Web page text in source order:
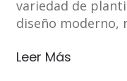
variedad de
diseño moderno,
Leer Más